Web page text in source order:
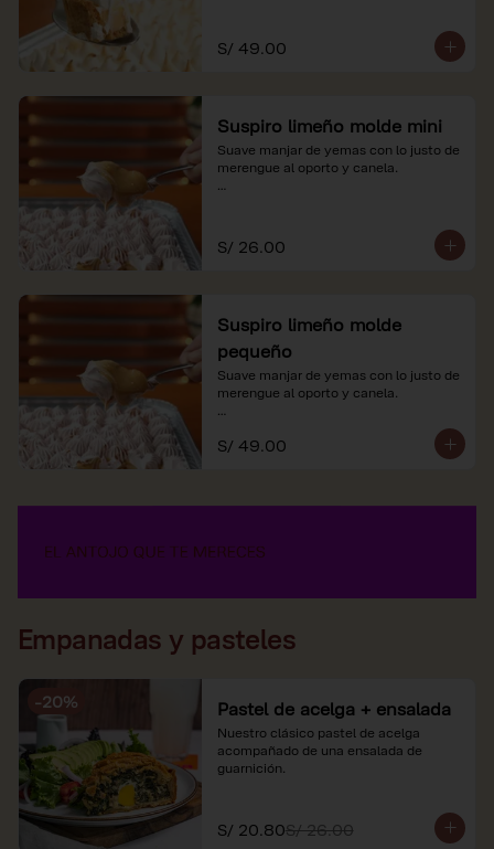
soles e incluyen impuestos de ley y
recargo al consumo.
S/ 49.00
Suspiro limeño molde mini
Suave manjar de yemas con lo justo de
merengue al oporto y canela.
S/ 26.00
Suspiro limeño molde
pequeño
Suave manjar de yemas con lo justo de
merengue al oporto y canela.
*Nuestros precios están expresados en
soles e incluyen impuestos de ley y
S/ 49.00
Empanadas y pasteles
-20% Pastel de acelga + ensalada
Nuestro clásico pastel de acelga
acompañado de una ensalada de
guarnición.
S/ 20.80S/ 26.00